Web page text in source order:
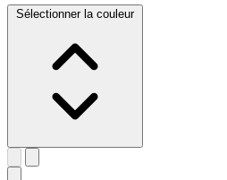
Sélectionner la couleur